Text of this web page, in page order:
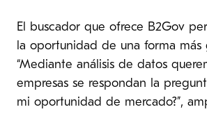
El buscador que ofrece B2Gov
la oportunidad de una forma más
“Mediante análisis de datos
empresas se respondan la
mi oportunidad de mercado?”,